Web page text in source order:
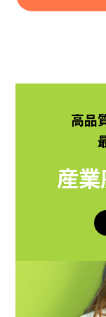
高品
産